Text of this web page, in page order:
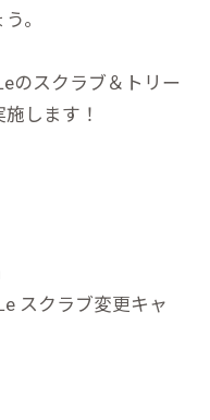
。
のスクラブ＆トリー
します！
スクラブ変更キャ